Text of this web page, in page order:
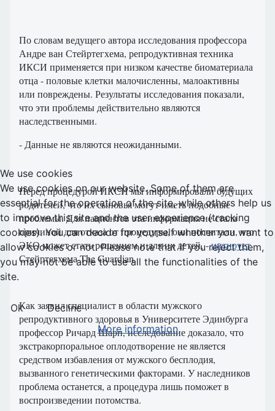
По словам ведущего автора исследования профессора
Андре ван Стейртегхема, репродуктивная техника
ИКСИ применяется при низком качестве биоматериала
отца - половые клетки малочисленны, малоактивны
или повреждены. Результаты исследования показали,
что эти проблемы действительно являются
наследственными.
- Данные не являются неожиданными.
Перед процедурой ИКСИ мы информировали будущих
родителей, что их сыновья могут иметь подобные
проблемы. Для пациентов эта информация не стала
причиной для отказа от процедуры, они посчитали, что
ЭКО может стать решением и для их детей, -цитирует
Стейртегхема The Guardian.
Как заявил специалист в области мужского
репродуктивного здоровья в Университете Эдинбурга
профессор Ричард Шарп, исследование доказало, что
экстракорпоральное оплодотворение не является
средством избавления от мужского бесплодия,
вызванного генетическими факторами. У наследников
проблема останется, а процедура лишь поможет в
воспроизведении потомства.
We use cookies
We use cookies on our website. Some of them are
essential for the operation of the site, while others help us
to improve this site and the user experience (tracking
cookies). You can decide for yourself whether you want to
allow cookies or not. Please note that if you reject them,
you may not be able to use all the functionalities of the
site.
Ok
Decline
More information